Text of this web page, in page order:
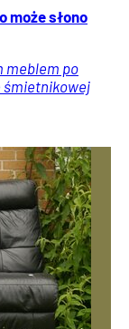
może słono
meblem po
śmietnikowej